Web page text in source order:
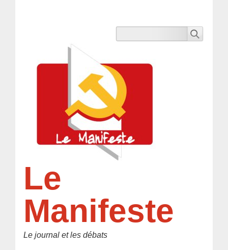
Le
Manifeste
Le journal et les débats